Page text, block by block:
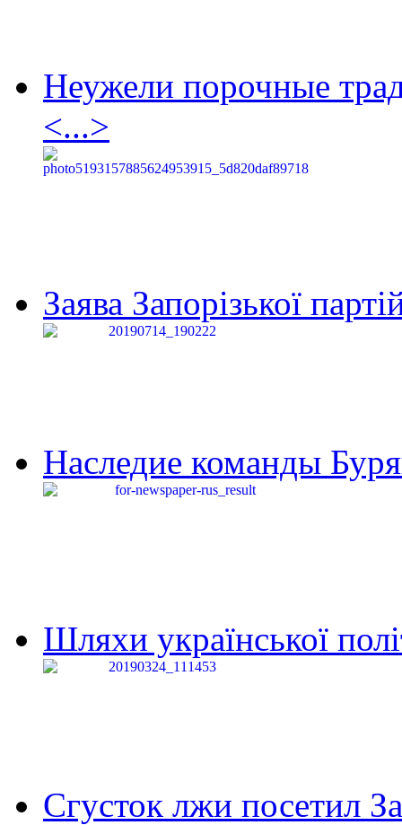
Неужели порочные
<...>
Заява Запорізької
Наследие команды
Шляхи української
Сгусток лжи посетил